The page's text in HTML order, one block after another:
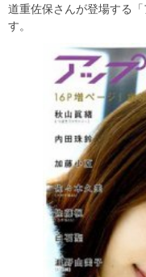
道重佐保さんが登場する
す。